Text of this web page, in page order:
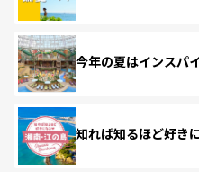
今年の夏はインスパ
知れば知るほど好き